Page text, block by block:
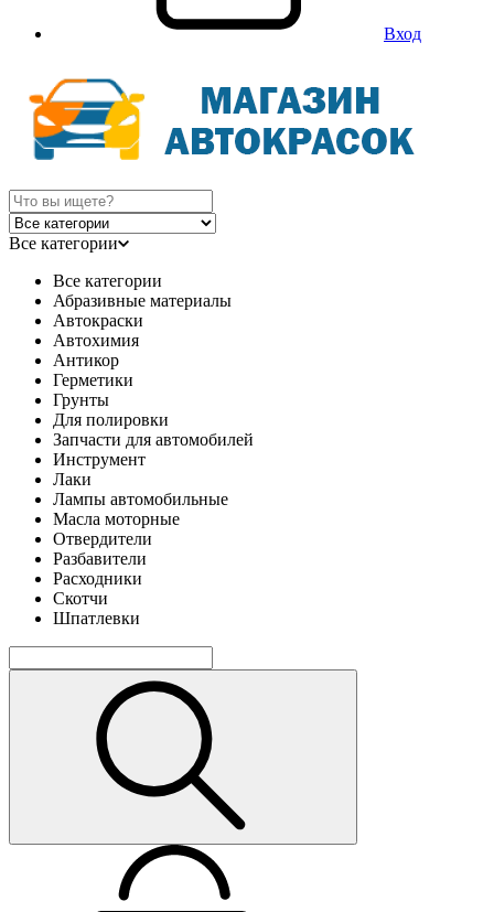
Вход
Все категории
Все категории
Абразивные материалы
Автокраски
Автохимия
Антикор
Герметики
Грунты
Для полировки
Запчасти для автомобилей
Инструмент
Лаки
Лампы автомобильные
Масла моторные
Отвердители
Разбавители
Расходники
Скотчи
Шпатлевки